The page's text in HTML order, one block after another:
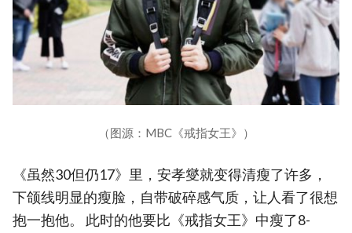
（图源：MBC《戒指女王》）
《虽然30但仍17》里，安孝燮就变得清瘦了许多，
下颌线明显的瘦脸，自带破碎感气质，让人看了很想
抱一抱他。 此时的他要比《戒指女王》中瘦了8-